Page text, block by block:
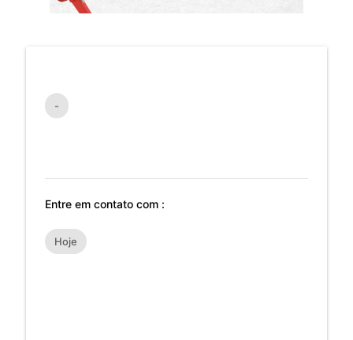
-
Entre em contato com :
Hoje